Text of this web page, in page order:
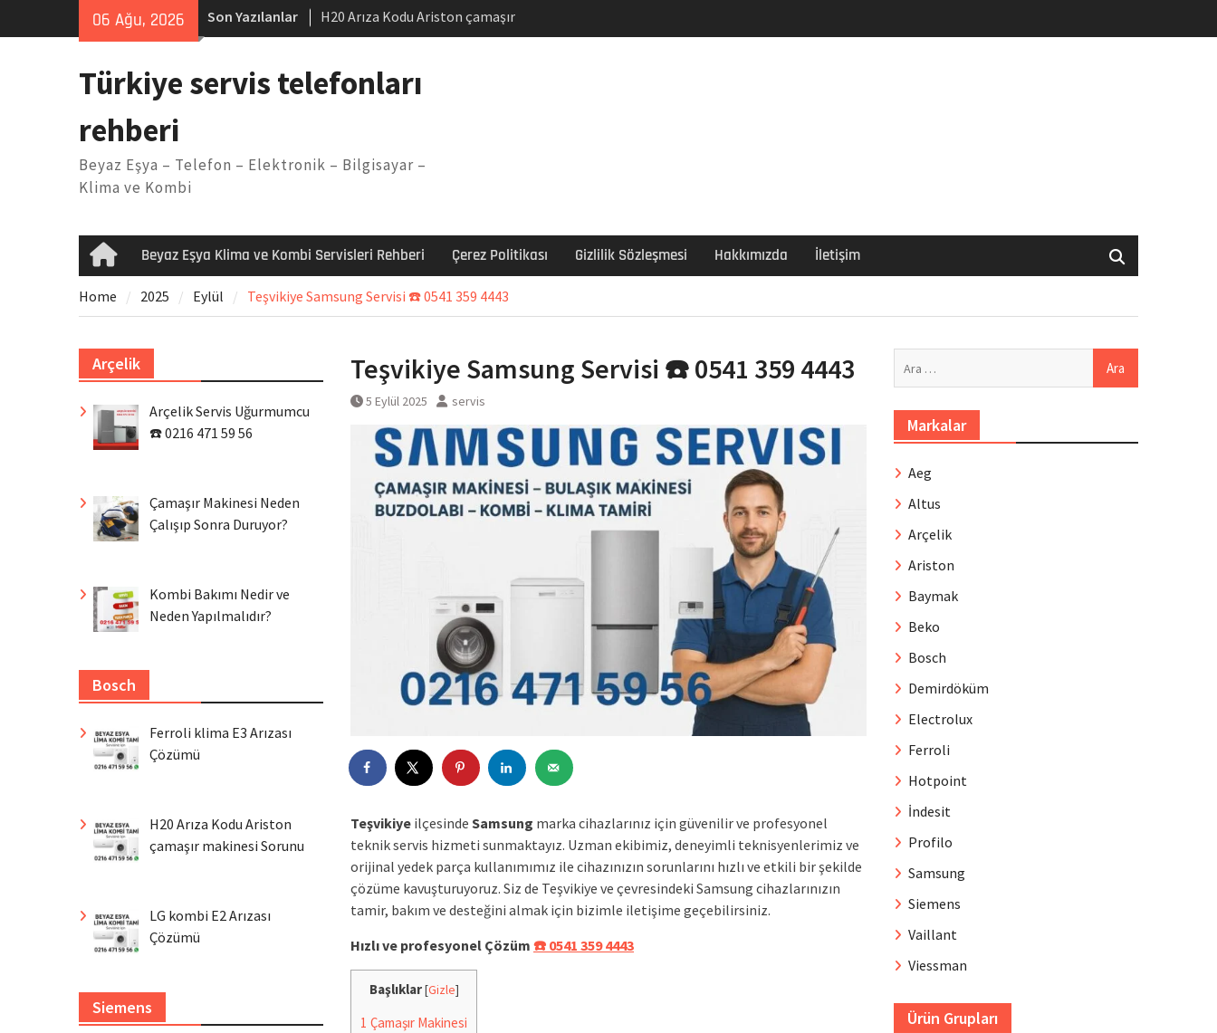
06 Ağu, 2026 Son Yazılanlar
H20 Arıza Kodu Ariston çamaşır
makinesi Sorunu
Arçelik buzdolabı F5 Hatası Çözüm
Ferroli klima E3 Arızası Çözümü
Türkiye servis telefonları
rehberi
Beyaz Eşya – Telefon – Elektronik – Bilgisayar –
Klima ve Kombi
HomeBeyaz Eşya Klima ve Kombi Servisleri Rehberi Çerez Politikası Gizlilik Sözleşmesi Hakkımızda İletişim
Home 2025 Eylül Teşvikiye Samsung Servisi ☎️ 0541 359 4443
Teşvikiye Samsung Servisi ☎️ 0541 359 4443
5 Eylül 2025 servis
Teşvikiye ilçesinde Samsung marka cihazlarınız için güvenilir ve profesyonel
teknik servis hizmeti sunmaktayız. Uzman ekibimiz, deneyimli teknisyenlerimiz ve
orijinal yedek parça kullanımımız ile cihazınızın sorunlarını hızlı ve etkili bir şekilde
çözüme kavuşturuyoruz. Siz de Teşvikiye ve çevresindeki Samsung cihazlarınızın
tamir, bakım ve desteğini almak için bizimle iletişime geçebilirsiniz.
Hızlı ve profesyonel Çözüm ☎️ 0541 359 4443
Başlıklar [Gizle]
1 Çamaşır Makinesi
Markalar
Aeg
Altus
Arçelik
Ariston
Baymak
Beko
Bosch
Demirdöküm
Electrolux
Ferroli
Hotpoint
İndesit
Profilo
Samsung
Siemens
Vaillant
Viessman
Ürün Grupları
Arçelik
Arçelik Servis Uğurmumcu
☎️ 0216 471 59 56
Çamaşır Makinesi Neden
Çalışıp Sonra Duruyor?
Kombi Bakımı Nedir ve
Neden Yapılmalıdır?
Bosch
Ferroli klima E3 Arızası
Çözümü
H20 Arıza Kodu Ariston
çamaşır makinesi Sorunu
LG kombi E2 Arızası
Çözümü
Siemens